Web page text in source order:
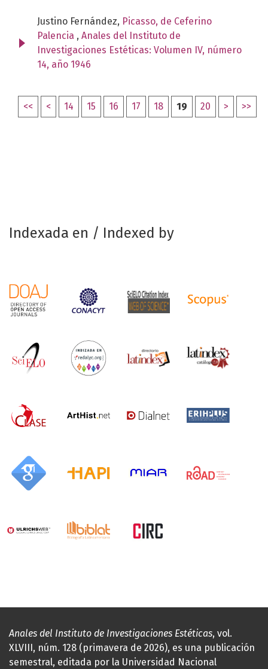
Justino Fernández, Picasso, de Ceferino
Palencia , Anales del Instituto de
Investigaciones Estéticas: Volumen IV, número
14, año 1946
<< < 14 15 16 17 18 19 20 > >>
Indexada en / Indexed by
Anales del Instituto de Investigaciones Estéticas, vol.
XLVIII, núm. 128 (primavera de 2026), es una publicación
semestral, editada por la Universidad Nacional